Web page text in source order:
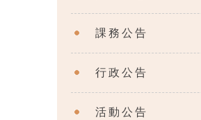
課務公告
行政公告
活動公告